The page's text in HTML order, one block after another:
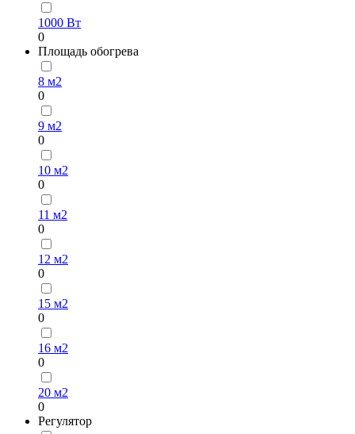
1000 Вт
0
Площадь обогрева
8 м2
0
9 м2
0
10 м2
0
11 м2
0
12 м2
0
15 м2
0
16 м2
0
20 м2
0
Регулятор